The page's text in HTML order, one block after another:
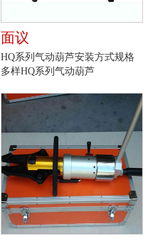
面议
HQ系列气动葫芦安装方式规格
多样HQ系列气动葫芦